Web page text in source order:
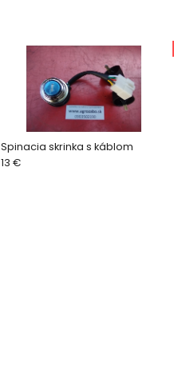
Spinacia skrinka s káblom
13 €